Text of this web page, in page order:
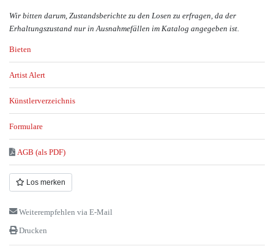
Wir bitten darum, Zustandsberichte zu den Losen zu erfragen, da der
Erhaltungszustand nur in Ausnahmefällen im Katalog angegeben ist.
Bieten
Artist Alert
Künstlerverzeichnis
Formulare
AGB (als PDF)
Los merken
Weiterempfehlen via E-Mail
Drucken